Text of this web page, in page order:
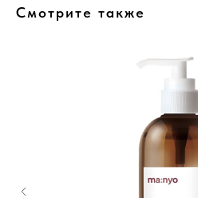
Смотрите также